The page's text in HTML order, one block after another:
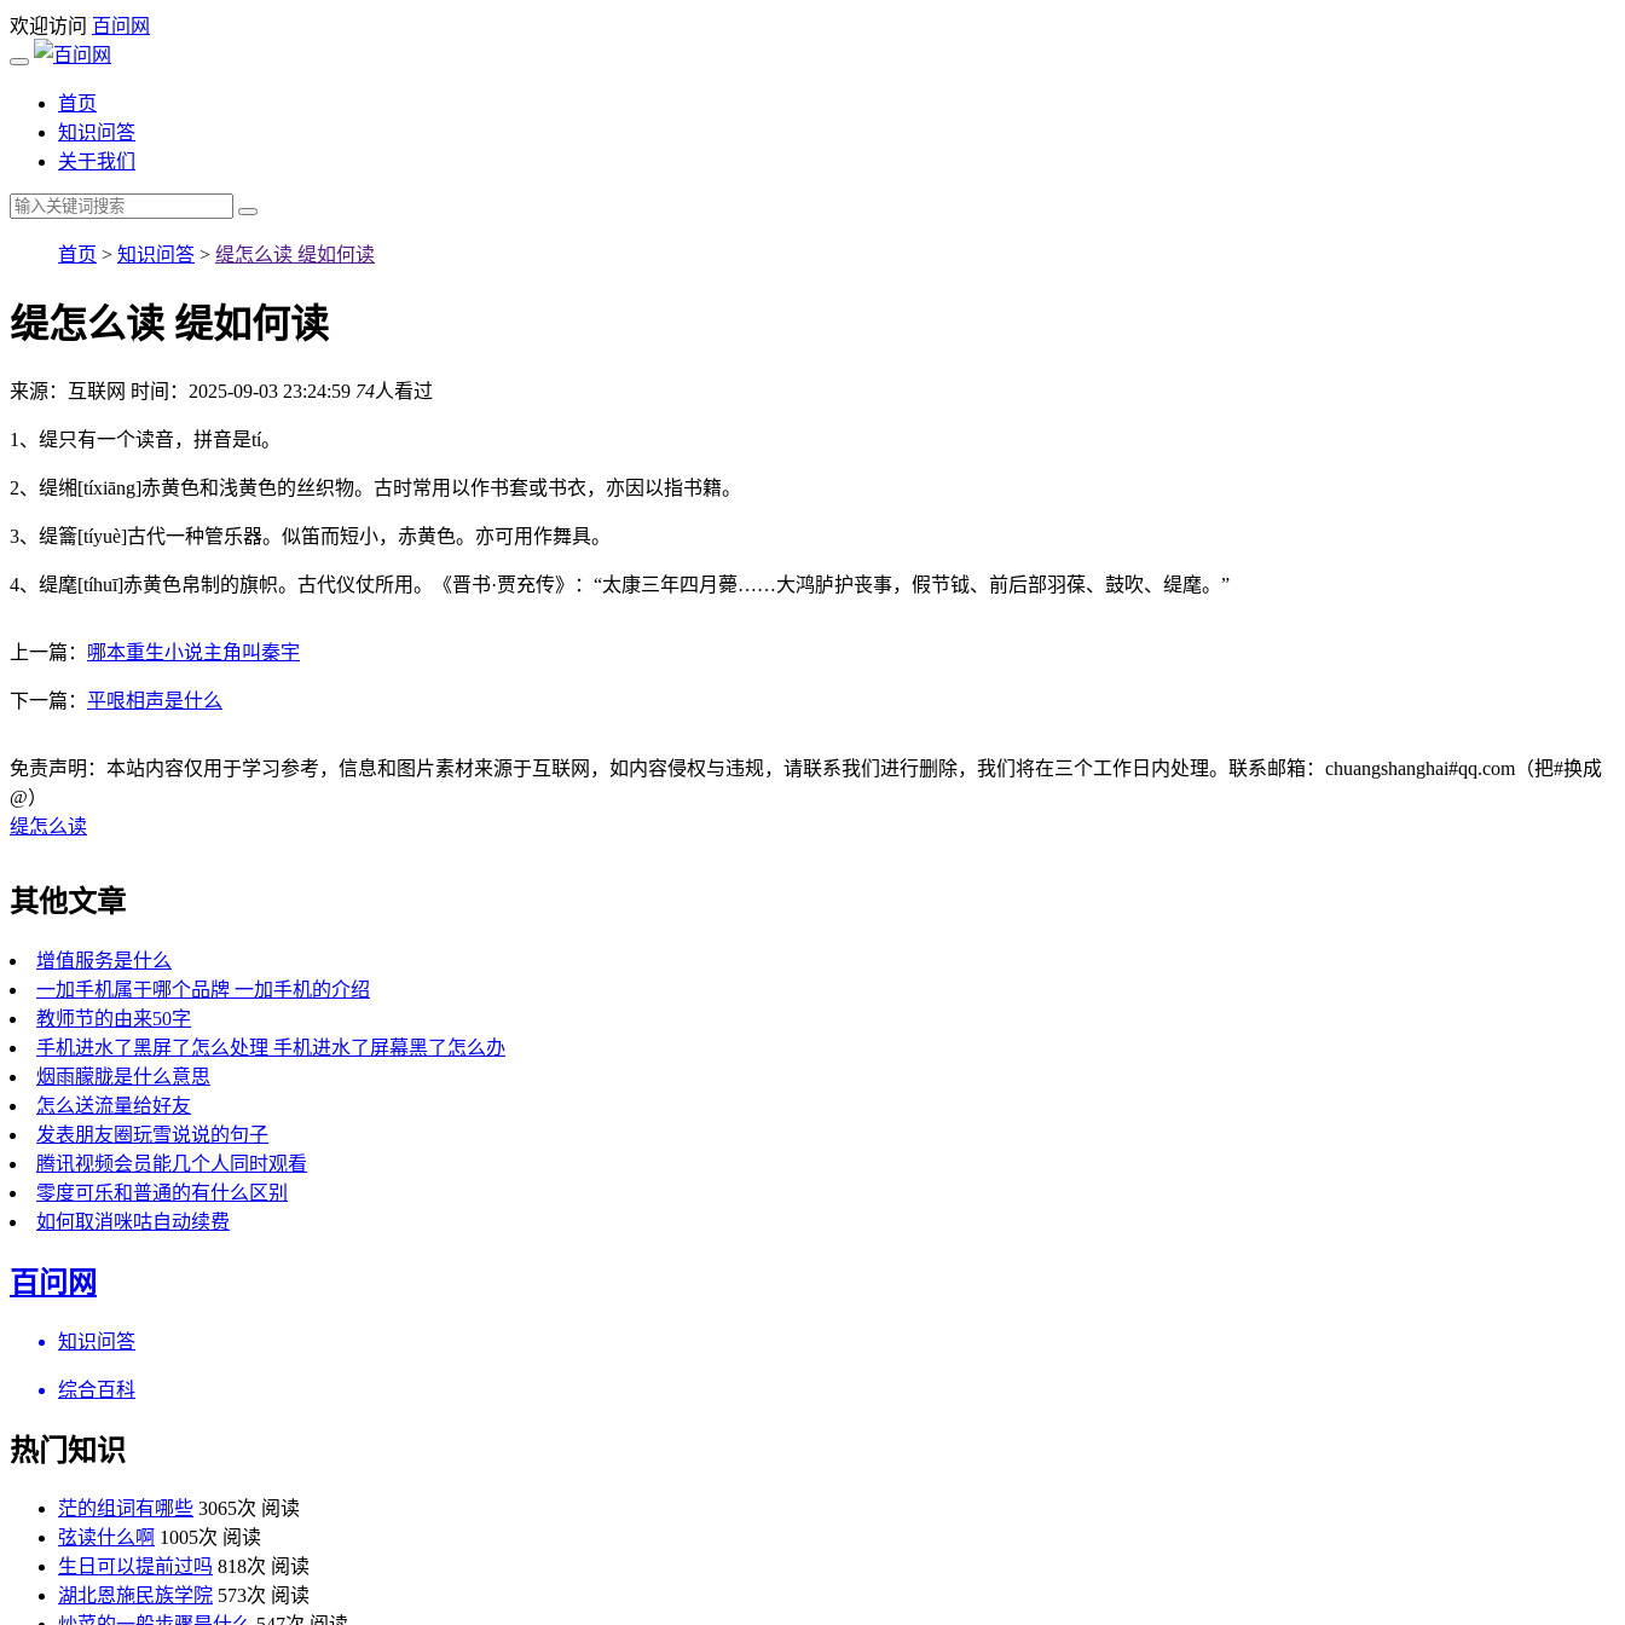
欢迎访问 百问网
首页
知识问答
关于我们
首页 > 知识问答 > 缇怎么读 缇如何读
缇怎么读 缇如何读
来源：互联网 时间：2025-09-03 23:24:59 74人看过
1、缇只有一个读音，拼音是tí。
2、缇缃[tíxiāng]赤黄色和浅黄色的丝织物。古时常用以作书套或书衣，亦因以指书籍。
3、缇籥[tíyuè]古代一种管乐器。似笛而短小，赤黄色。亦可用作舞具。
4、缇麾[tíhuī]赤黄色帛制的旗帜。古代仪仗所用。《晋书·贾充传》：“太康三年四月薨……大鸿胪护丧事，假节钺、前后部羽葆、鼓吹、缇麾。”
上一篇： 哪本重生小说主角叫秦宇
下一篇： 平哏相声是什么
免责声明：本站内容仅用于学习参考，信息和图片素材来源于互联网，如内容侵权与违规，请联系我们进行删除，我们将在三个工作日内处理。联系邮箱：chuangshanghai#qq.com（把#换成
@）
缇怎么读
其他文章
增值服务是什么
一加手机属于哪个品牌 一加手机的介绍
教师节的由来50字
手机进水了黑屏了怎么处理 手机进水了屏幕黑了怎么办
烟雨朦胧是什么意思
怎么送流量给好友
发表朋友圈玩雪说说的句子
腾讯视频会员能几个人同时观看
零度可乐和普通的有什么区别
如何取消咪咕自动续费
百问网
知识问答
综合百科
热门知识
茫的组词有哪些 3065次 阅读
弦读什么啊 1005次 阅读
生日可以提前过吗 818次 阅读
湖北恩施民族学院 573次 阅读